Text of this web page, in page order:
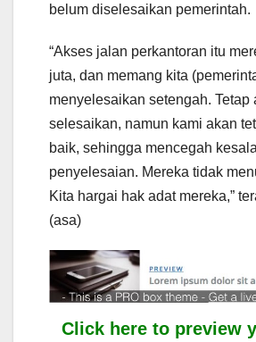
belum diselesaikan pemerintah.
“Akses jalan perkantoran itu
juta, dan memang kita
menyelesaikan setengah. Tetap
selesaikan, namun kami akan
baik, sehingga mencegah
penyelesaian. Mereka tidak
Kita hargai hak adat mereka,”
(asa)
Click here to preview